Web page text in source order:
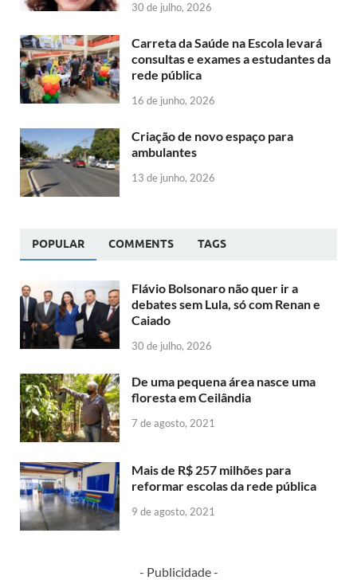
30 de julho, 2026
Carreta da Saúde na Escola levará
consultas e exames a estudantes da
rede pública
16 de junho, 2026
Criação de novo espaço para
ambulantes
13 de junho, 2026
POPULAR COMMENTS TAGS
Flávio Bolsonaro não quer ir a
debates sem Lula, só com Renan e
Caiado
30 de julho, 2026
De uma pequena área nasce uma
floresta em Ceilândia
7 de agosto, 2021
Mais de R$ 257 milhões para
reformar escolas da rede pública
9 de agosto, 2021
- Publicidade -